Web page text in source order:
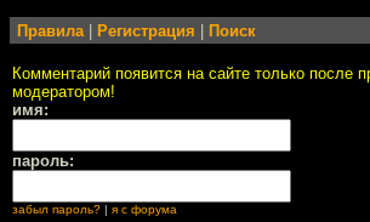
Правила| Регистрация Поиск
Комментарий появится на сайте только после
модератором!
имя:
пароль:
забыл пароль? | я с форума